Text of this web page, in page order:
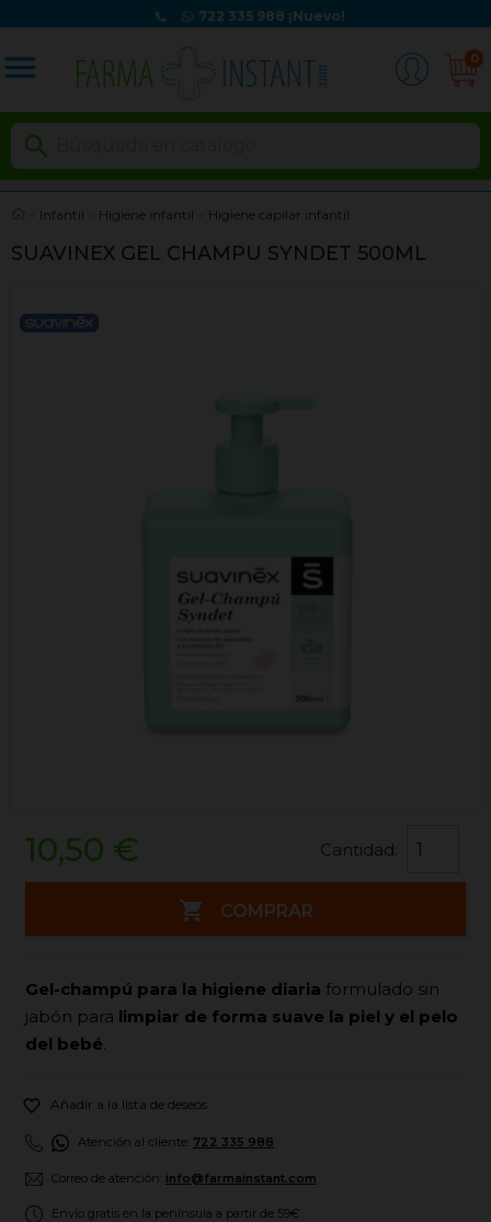
722 335 988 ¡Nuevo!
menu 0

Infantil Higiene infantil Higiene capilar infantil
SUAVINEX GEL CHAMPU SYNDET 500ML
10,50 € Cantidad:
 COMPRAR
Gel-champú para la higiene diaria formulado sin
jabón para limpiar de forma suave la piel y el pelo
del bebé.
 Añadir a la lista de deseos
Atención al cliente: 722 335 988
Correo de atención: info@farmainstant.com
Envío gratis en la península a partir de 59€